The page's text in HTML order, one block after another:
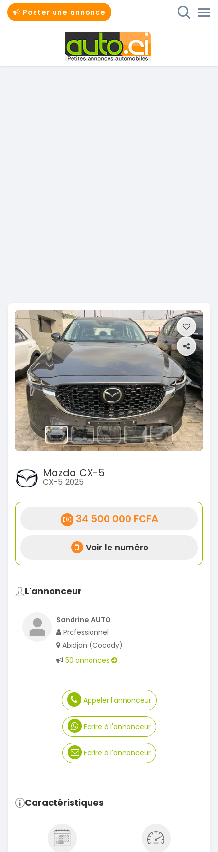
Poster une annonce
Previous Next
Mazda CX-5
CX-5 2025
34 500 000 FCFA
Voir le numéro
L'annonceur
Sandrine AUTO
Professionnel
Abidjan (Cocody)
50 annonces
Appeler l'annonceur
Ecrire à l'annonceur
Ecrire à l'annonceur
Caractéristiques